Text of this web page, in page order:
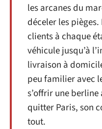
les arcanes du
déceler les
clients à chaque
véhicule jusqu’à
livraison à
peu familier avec
s’offrir une
quitter Paris, son
tout.